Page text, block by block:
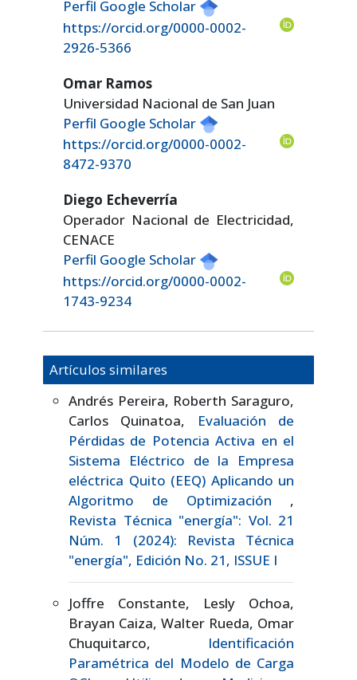
Perfil Google Scholar
https://orcid.org/0000-0002-
2926-5366
Omar Ramos
Universidad Nacional de San Juan
Perfil Google Scholar
https://orcid.org/0000-0002-
8472-9370
Diego Echeverría
Operador Nacional de Electricidad,
CENACE
Perfil Google Scholar
https://orcid.org/0000-0002-
1743-9234
Artículos similares
Andrés Pereira, Roberth Saraguro,
Carlos Quinatoa,
Evaluación de
Pérdidas de Potencia Activa en el
Sistema Eléctrico de la Empresa
eléctrica Quito (EEQ) Aplicando un
Algoritmo de Optimización ,
Revista Técnica "energía": Vol. 21
Núm. 1 (2024): Revista Técnica
"energía", Edición No. 21, ISSUE I
Joffre Constante, Lesly Ochoa,
Brayan Caiza, Walter Rueda, Omar
Chuquitarco, Identificación
Paramétrica del Modelo de Carga